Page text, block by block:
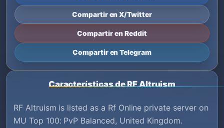
Compartir en X/Twitter
Compartir en Reddit
Compartir en Telegram
Características de RF Altruism
RF Altruism is listed as a Rf Online private server on
MU Top 100: PvP Balanced, United Kingdom.